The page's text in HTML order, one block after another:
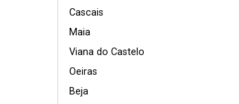
Cascais
Maia
Viana do Castelo
Oeiras
Beja